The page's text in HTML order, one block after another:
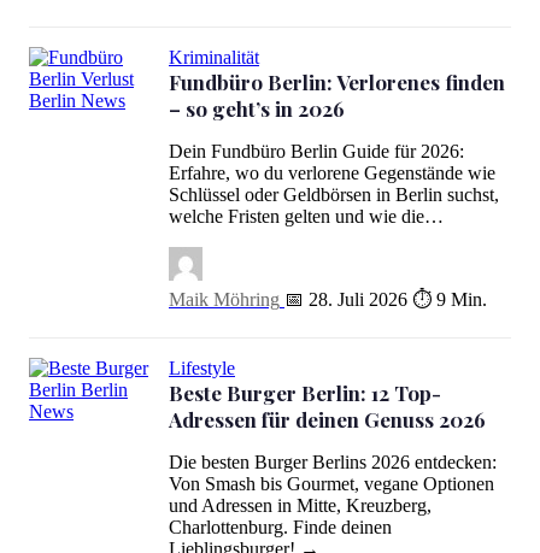
Fundbüro Berlin: Verlorenes finden – so geht’s in 2026
Kriminalität
Fundbüro Berlin: Verlorenes finden
– so geht’s in 2026
Dein Fundbüro Berlin Guide für 2026:
Erfahre, wo du verlorene Gegenstände wie
Schlüssel oder Geldbörsen in Berlin suchst,
welche Fristen gelten und wie die…
Maik Möhring 📅 28. Juli 2026 ⏱ 9 Min.
Beste Burger Berlin: 12 Top-Adressen für deinen Genuss 2026
Lifestyle
Beste Burger Berlin: 12 Top-
Adressen für deinen Genuss 2026
Die besten Burger Berlins 2026 entdecken:
Von Smash bis Gourmet, vegane Optionen
und Adressen in Mitte, Kreuzberg,
Charlottenburg. Finde deinen
Lieblingsburger! →